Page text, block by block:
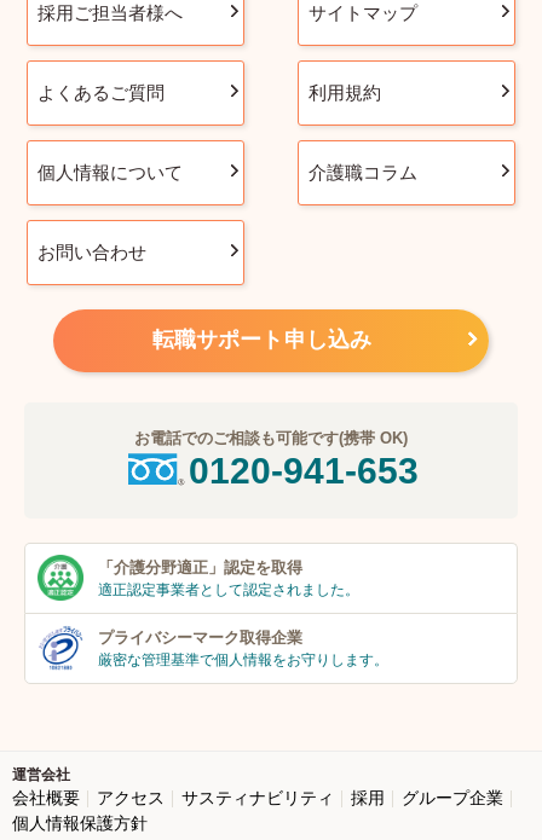
採用ご担当者様へ サイトマップ
よくあるご質問 利用規約
個人情報について 介護職コラム
お問い合わせ
転職サポート申し込み
お電話でのご相談も可能です(携帯 OK)
0120-941-653
「介護分野適正」 認定を取得
適正認定事業者として認定されました。
プライバシーマーク取得企業
厳密な管理基準で個人情報をお守りします。
運営会社
会社概要 アクセス サスティナビリティ 採用
グループ企業
個人情報保護方針